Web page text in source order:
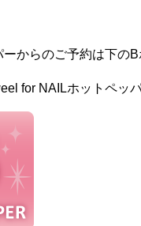
ーからのご予約は下のB
for NAILホットペッ